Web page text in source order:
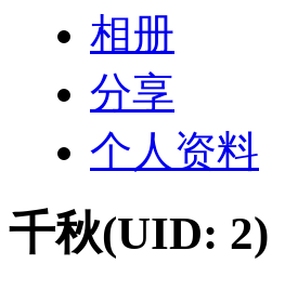
相册
分享
个人资料
千秋(UID: 2)